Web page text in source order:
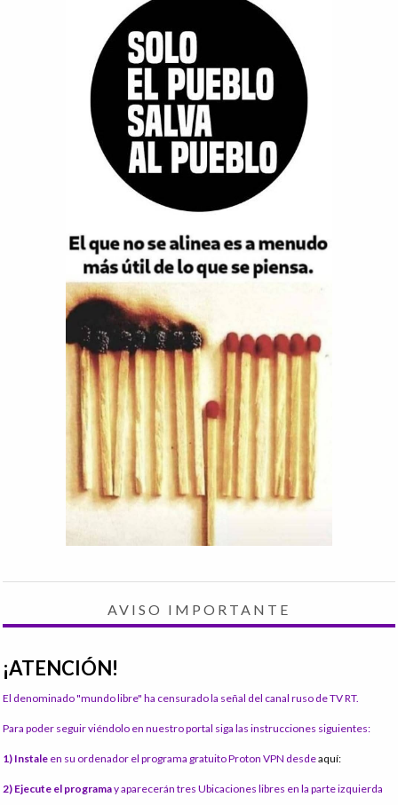
AVISO IMPORTANTE
¡ATENCIÓN!
El denominado "mundo libre" ha censurado la señal del canal ruso de TV RT.
Para poder seguir viéndolo en nuestro portal siga las instrucciones siguientes:
1) Instale en su ordenador el programa gratuito Proton VPN desdeaquí:
2) Ejecute el programay aparecerán tres Ubicaciones libres en la parte izquierda